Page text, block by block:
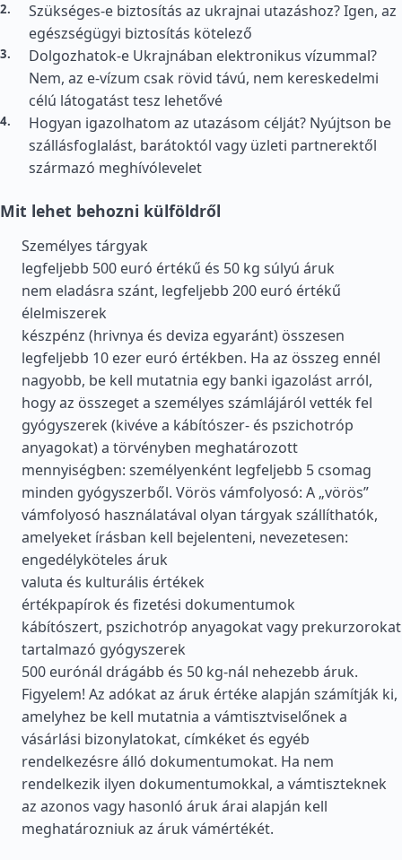
Szükséges-e biztosítás az ukrajnai utazáshoz? Igen, az
egészségügyi biztosítás kötelező
Dolgozhatok-e Ukrajnában elektronikus vízummal?
Nem, az e-vízum csak rövid távú, nem kereskedelmi
célú látogatást tesz lehetővé
Hogyan igazolhatom az utazásom célját? Nyújtson be
szállásfoglalást, barátoktól vagy üzleti partnerektől
származó meghívólevelet
Mit lehet behozni külföldről
Személyes tárgyak
legfeljebb 500 euró értékű és 50 kg súlyú áruk
nem eladásra szánt, legfeljebb 200 euró értékű
élelmiszerek
készpénz (hrivnya és deviza egyaránt) összesen
legfeljebb 10 ezer euró értékben. Ha az összeg ennél
nagyobb, be kell mutatnia egy banki igazolást arról,
hogy az összeget a személyes számlájáról vették fel
gyógyszerek (kivéve a kábítószer- és pszichotróp
anyagokat) a törvényben meghatározott
mennyiségben: személyenként legfeljebb 5 csomag
minden gyógyszerből. Vörös vámfolyosó: A „vörös”
vámfolyosó használatával olyan tárgyak szállíthatók,
amelyeket írásban kell bejelenteni, nevezetesen:
engedélyköteles áruk
valuta és kulturális értékek
értékpapírok és fizetési dokumentumok
kábítószert, pszichotróp anyagokat vagy prekurzorokat
tartalmazó gyógyszerek
500 eurónál drágább és 50 kg-nál nehezebb áruk.
Figyelem! Az adókat az áruk értéke alapján számítják ki,
amelyhez be kell mutatnia a vámtisztviselőnek a
vásárlási bizonylatokat, címkéket és egyéb
rendelkezésre álló dokumentumokat. Ha nem
rendelkezik ilyen dokumentumokkal, a vámtiszteknek
az azonos vagy hasonló áruk árai alapján kell
meghatározniuk az áruk vámértékét.